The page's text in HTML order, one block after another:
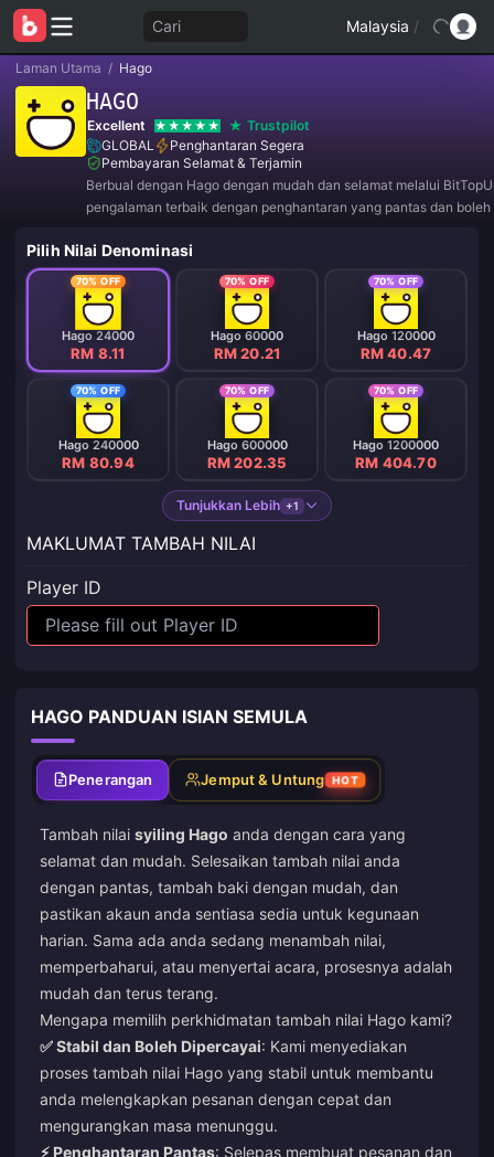
Cari Malaysia /
Laman Utama / Hago
HAGO
Excellent
Trustpilot
GLOBAL
Penghantaran Segera
Pembayaran Selamat & Terjamin
Berbual dengan Hago dengan mudah dan selamat melalui
pengalaman terbaik dengan penghantaran yang pantas dan
Pilih Nilai Denominasi
70% OFF
Hago 24000
RM 8.11
70% OFF
Hago 60000
RM 20.21
70% OFF
Hago 120000
RM 40.47
70% OFF
Hago 240000
RM 80.94
70% OFF
Hago 600000
RM 202.35
70% OFF
Hago 1200000
RM 404.70
Tunjukkan Lebih +1
MAKLUMAT TAMBAH NILAI
Player ID
HAGO PANDUAN ISIAN SEMULA
Penerangan Jemput & Untung HOT
Tambah nilai syiling Hago anda dengan cara yang
selamat dan mudah. Selesaikan tambah nilai anda
dengan pantas, tambah baki dengan mudah, dan
pastikan akaun anda sentiasa sedia untuk kegunaan
harian. Sama ada anda sedang menambah nilai,
memperbaharui, atau menyertai acara, prosesnya adalah
mudah dan terus terang.
Mengapa memilih perkhidmatan tambah nilai Hago kami?
✅ Stabil dan Boleh Dipercayai: Kami menyediakan
proses tambah nilai Hago yang stabil untuk membantu
anda melengkapkan pesanan dengan cepat dan
mengurangkan masa menunggu.
⚡ Penghantaran Pantas: Selepas membuat pesanan dan